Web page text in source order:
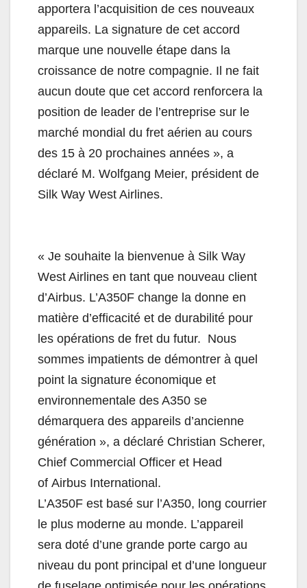
apportera l’acquisition de ces nouveaux
appareils. La signature de cet accord
marque une nouvelle étape dans la
croissance de notre compagnie. Il ne fait
aucun doute que cet accord renforcera la
position de leader de l’entreprise sur le
marché mondial du fret aérien au cours
des 15 à 20 prochaines années », a
déclaré M. Wolfgang Meier, président de
Silk Way West Airlines.
« Je souhaite la bienvenue à Silk Way
West Airlines en tant que nouveau client
d’Airbus. L’A350F change la donne en
matière d’efficacité et de durabilité pour
les opérations de fret du futur. Nous
sommes impatients de démontrer à quel
point la signature économique et
environnementale des A350 se
démarquera des appareils d’ancienne
génération », a déclaré Christian Scherer,
Chief Commercial Officer et Head
of Airbus International.
L’A350F est basé sur l’A350, long courrier
le plus moderne au monde. L’appareil
sera doté d’une grande porte cargo au
niveau du pont principal et d’une longueur